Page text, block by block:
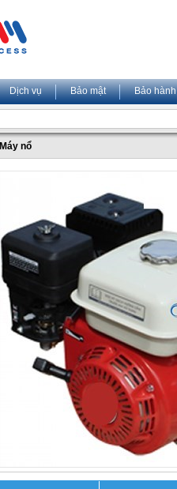
Dịch vụ Bảo mật Bảo hành
Máy nổ